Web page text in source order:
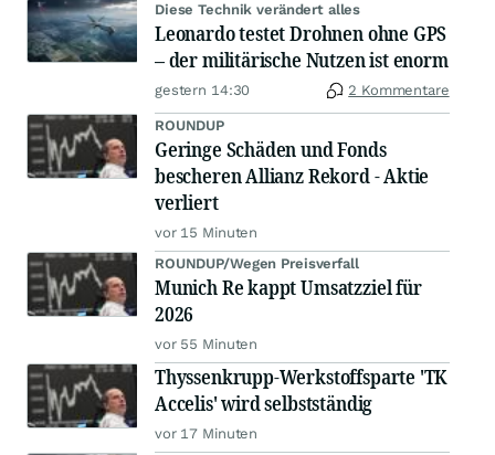
Diese Technik verändert alles
Leonardo testet Drohnen ohne GPS
– der militärische Nutzen ist enorm
gestern 14:30 2 Kommentare
ROUNDUP
Geringe Schäden und Fonds
bescheren Allianz Rekord - Aktie
verliert
vor 15 Minuten
ROUNDUP/Wegen Preisverfall
Munich Re kappt Umsatzziel für
2026
vor 55 Minuten
Thyssenkrupp-Werkstoffsparte 'TK
Accelis' wird selbstständig
vor 17 Minuten